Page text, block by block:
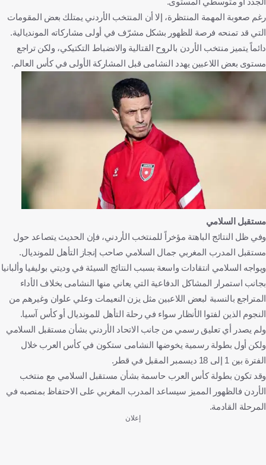
رغم صعوبة المهمة المنتظرة، إلا أن المنتخب الأردني يمتلك بعض المقومات
التي قد تمنحه فرصة للظهور بشكل مشرّف في أولى مشاركاته المونديالية.
دائماً يتميز منتخب الأردن بالروح القتالية والانضباط التكتيكي، ولكن تراجع
مستوى بعض اللاعبين يهدد النشامى قبل المشاركة الأولى في كأس العالم.
مستقبل السلامي
وفي ظل النتائج الباهتة مؤخراً للمنتخب الأردني، فإن الحديث يتصاعد حول
مستقبل المدرب المغربي جمال السلامي صاحب إنجاز التأهل للمونديال.
ويواجه السلامي انتقادات واسعة بسبب النتائج السيئة في وديتي بوليفيا وألبانيا
بجانب استمرار المشاكل الدفاعية التي يعاني منها النشامى بخلاف الأداء
المتراجع بالنسبة لبعض اللاعبين مثل يزن النعيمات وعلي علوان وغيرهم من
النجوم الذين لفتوا الأنظار سواء في رحلة التأهل للمونديال أو كأس آسيا.
ولم يصدر أي تعليق رسمي من جانب الاتحاد الأردني بشأن مستقبل السلامي
ولكن أول بطولة رسمية يخوضها النشامى ستكون في كأس العرب خلال
الفترة بين 1 إلى 18 ديسمبر المقبل في قطر.
وقد تكون بطولة كأس العرب حاسمة بشأن مستقبل السلامي مع منتخب
الأردن فالظهور المميز سيساعد المدرب المغربي على الاحتفاظ بمنصبه في
المرحلة القادمة.
إعلان